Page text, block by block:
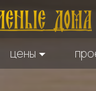
цены